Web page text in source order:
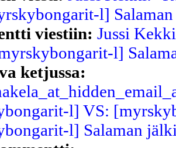
l]
viestiin: Jussi
l]
ketjussa:
l] VS:
l] Salaman